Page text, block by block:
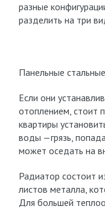
разные
разделить на три
Панельные
Если они
отоплением, стоит
квартиры
воды —грязь,
может оседать на
Радиатор состоит
листов металла,
Для большей